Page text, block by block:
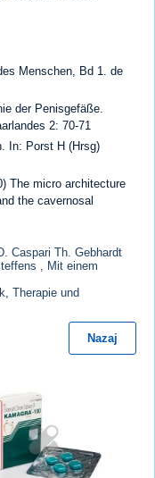
Menschen, Bd 1. de
der Penisgefäße.
2: 70-71
In: Porst H (Hrsg)
The micro architecture
the cavernosal
Caspari Th. Gebhardt
, Mit einem
Therapie und
Nazaj